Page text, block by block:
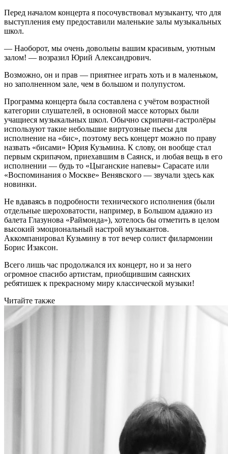
Перед началом концерта я посочувствовал музыканту, что для
выступления ему предоставили маленькие залы музыкальных
школ.
— Наоборот, мы очень довольны вашим красивым, уютным
залом! — возразил Юрий Александрович.
Возможно, он и прав — приятнее играть хоть и в маленьком,
но заполненном зале, чем в большом и полупустом.
Программа концерта была составлена с учётом возрастной
категории слушателей, в основной массе которых были
учащиеся музыкальных школ. Обычно скрипачи-гастролёры
используют такие небольшие виртуозные пьесы для
исполнение на «бис», поэтому весь концерт можно по праву
назвать «бисами» Юрия Кузьмина. К слову, он вообще стал
первым скрипачом, приехавшим в Саянск, и любая вещь в его
исполнении — будь то «Цыганские напевы» Сарасате или
«Воспоминания о Москве» Венявского — звучали здесь как
новинки.
Не вдаваясь в подробности технического исполнения (были
отдельные шероховатости, например, в Большом адажио из
балета Глазунова «Раймонда»), хотелось бы отметить в целом
высокий эмоциональный настрой музыкантов.
Аккомпанировал Кузьмину в тот вечер солист филармонии
Борис Изаксон.
Всего лишь час продолжался их концерт, но и за него
огромное спасибо артистам, приобщившим саянских
ребятишек к прекрасному миру классической музыки!
Читайте также